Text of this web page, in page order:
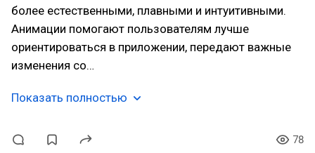
более естественными, плавными и интуитивными.
Анимации помогают пользователям лучше
ориентироваться в приложении, передают важные
изменения со…
Показать полностью
78